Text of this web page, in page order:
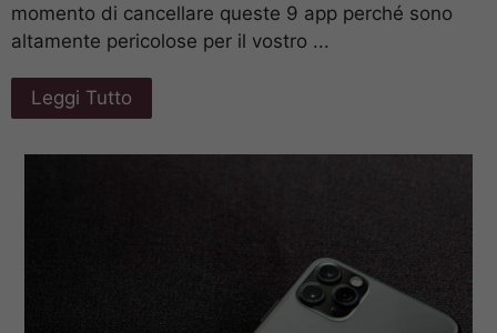
momento di cancellare queste 9 app perché sono
altamente pericolose per il vostro ...
Leggi Tutto